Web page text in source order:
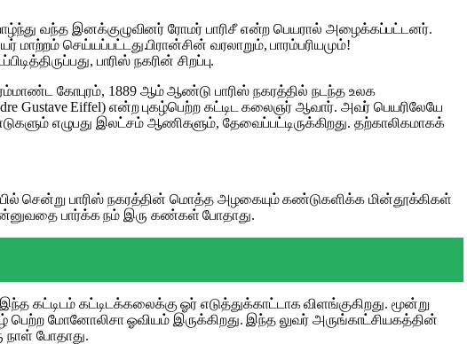
வாழ்ந்து வந்த இனக்குழுவினர் ரோமர் பாரிசீ என்ற பெயரால் அழைக்கப்பட்டனர்.
செய்யப்பட்டது.பிரான்சின் வரலாறும், பாரம்பரியமும்!
பாரிஸ் நகரின் சிறப்பு.
கோபுரம், 1889 ஆம் ஆண்டு பாரிஸ் நகரத்தில் நடந்த உலக
Eiffel) என்ற புகழ்பெற்ற கட்டிட கலைஞர் ஆவார். அவர் பெயரிலேயே
எழுபது இலட்சம் ஆணிகளும், தேவைப்பட்டிருக்கிறது. தற்காலிகமாகக்
சென்று பாரிஸ் நகரத்தின் மொத்த அழகையும் கண்டுகளிக்க மின்தூக்கிகள்
பார்க்க நம் இரு கண்கள் போதாது.
கட்டிடம் கட்டிடக்கலைக்கு ஓர் எடுத்துக்காட்டாக விளங்குகிறது. மூன்று
மோனோலிசா ஓவியம் இருக்கிறது. இந்த லுவர் அருங்காட்சியகத்தின்
நாள் போதாது.